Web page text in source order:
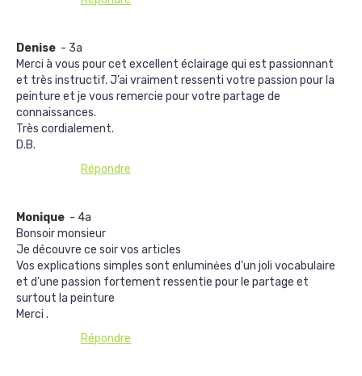
Denise - 3a
Merci à vous pour cet excellent éclairage qui est passionnant
et très instructif. J’ai vraiment ressenti votre passion pour la
peinture et je vous remercie pour votre partage de
connaissances.
Très cordialement.
D.B.
Répondre
Monique - 4a
Bonsoir monsieur
Je découvre ce soir vos articles
Vos explications simples sont enluminėes d'un joli vocabulaire
et d'une passion fortement ressentie pour le partage et
surtout la peinture
Merci .
Répondre